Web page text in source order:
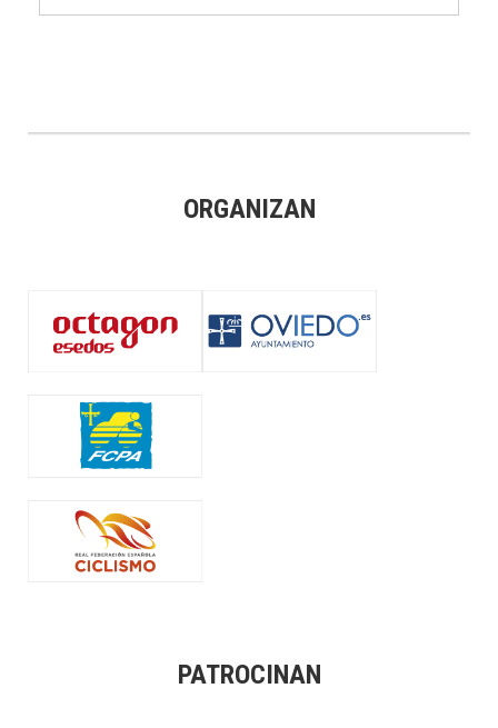
ORGANIZAN
PATROCINAN